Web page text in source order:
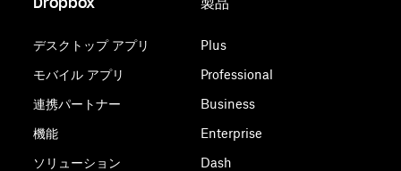
デスクトップ アプリ
モバイル アプリ
連携パートナー
機能
ソリューション
Plus
Professional
Business
Enterprise
Dash